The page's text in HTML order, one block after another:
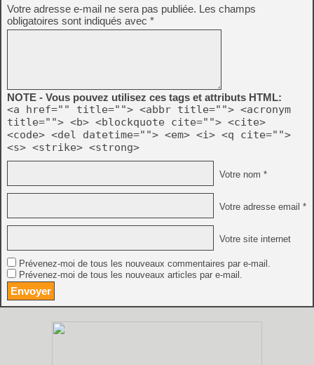
Votre adresse e-mail ne sera pas publiée. Les champs
obligatoires sont indiqués avec *
NOTE - Vous pouvez utilisez ces tags et attributs HTML:
<a href="" title=""> <abbr title=""> <acronym
title=""> <b> <blockquote cite=""> <cite>
<code> <del datetime=""> <em> <i> <q cite="">
<s> <strike> <strong>
Votre nom *
Votre adresse email *
Votre site internet
Prévenez-moi de tous les nouveaux commentaires par e-mail.
Prévenez-moi de tous les nouveaux articles par e-mail.